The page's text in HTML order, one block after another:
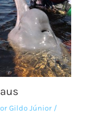
Gildo Júnior /